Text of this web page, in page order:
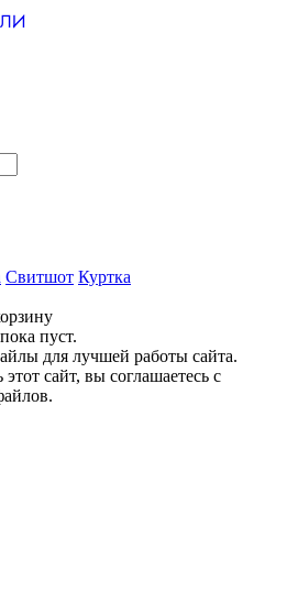
Свитшот Куртка
пуст.
для лучшей работы сайта.
сайт, вы соглашаетесь с